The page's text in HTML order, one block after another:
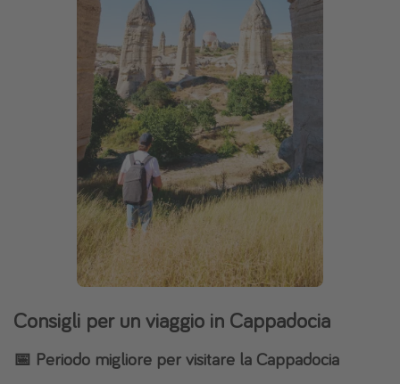
Consigli per un viaggio in Cappadocia
📅 Periodo migliore per visitare la Cappadocia